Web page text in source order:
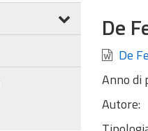
De
De
Anno di
Autore: